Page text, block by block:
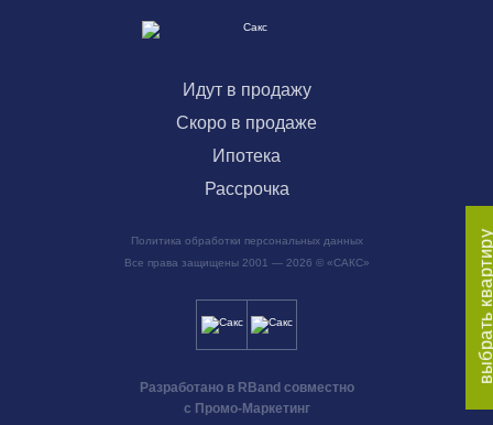
выбрать
Идут в продажу
Скоро в продаже
Ипотека
Рассрочка
Все права защищены 2001 — 2026 © «САКС»
Политика обработки персональных данных
Разработано в RBand совместно
с Промо-Маркетинг